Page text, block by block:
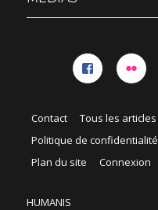
Contact Tous les articles
Politique de confidentialité
Plan du site
Connexion
HUMANIS